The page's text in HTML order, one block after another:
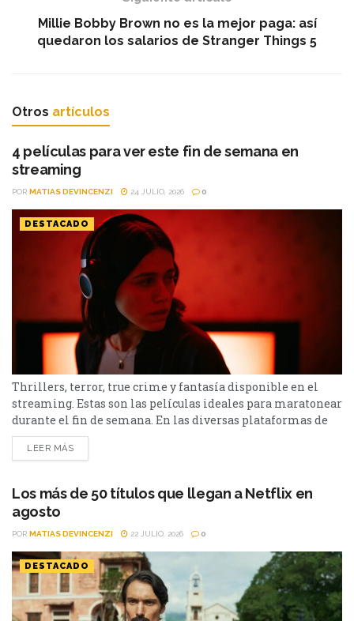
Millie Bobby Brown no es la mejor paga: así
quedaron los salarios de Stranger Things 5
Otros artículos
4 películas para ver este fin de semana en
streaming
POR MATIAS DEVINCENZI 24 JULIO, 2026 0
DESTACADO
Thrillers, terror, true crime y fantasía disponible en el
streaming. Estas son las películas ideales para maratonear
durante el fin de semana. En las diversas plataformas de
streaming aparecen propuestas para todos los gustos: desde
un thriller español cargado de tensión y conspiraciones,
película de terror psicológico y el esperado regreso de...
LEER MÁS
Los más de 50 títulos que llegan a Netflix en
agosto
POR MATIAS DEVINCENZI 22 JULIO, 2026 0
DESTACADO